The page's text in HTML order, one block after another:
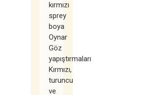
kırmızı
sprey
boya
Oynar
Göz
yapıştırmaları
Kırmızı,
turuncu
ve